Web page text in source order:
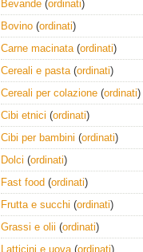
Bevande (ordinati)
Bovino (ordinati)
Carne macinata(ordinati)
Cereali e pasta(ordinati)
Cereali per colazione (ordinati)
Cibi etnici (ordinati)
Cibi per bambini (ordinati)
Dolci (ordinati)
Fast food (ordinati)
Frutta e succhi (ordinati)
Grassi e olii (ordinati)
Latticini e uova(ordinati)